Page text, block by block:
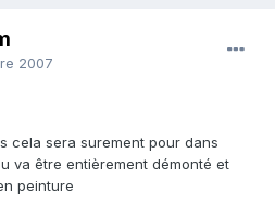
2007
cela sera surement pour dans
va être entièrement démonté et
peinture